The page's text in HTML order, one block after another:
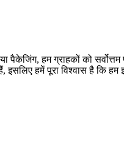
पैकेजिंग, हम ग्राहकों को
इसलिए हमें पूरा विश्वास है कि